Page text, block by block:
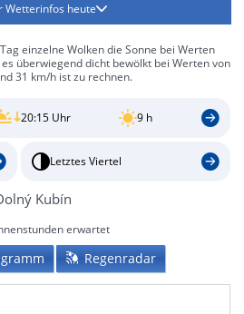
Wetterinfos heute
einzelne Wolken die Sonne bei Werten
überwiegend dicht bewölkt bei Werten von
31 km/h ist zu rechnen.
20:15 Uhr 9 h
Letztes Viertel
Kubín
erwartet
Regenradar